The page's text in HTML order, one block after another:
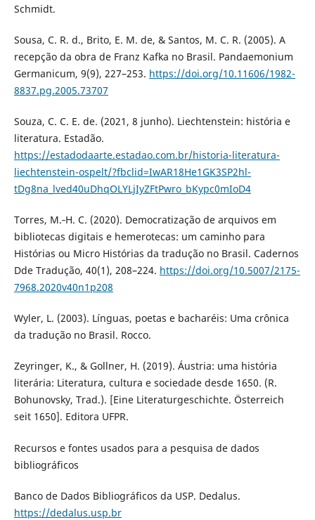
Schmidt.
Sousa, C. R. d., Brito, E. M. de, & Santos, M. C. R. (2005). A
recepção da obra de Franz Kafka no Brasil. Pandaemonium
Germanicum, 9(9), 227–253. https://doi.org/10.11606/1982-
8837.pg.2005.73707
Souza, C. C. E. de. (2021, 8 junho). Liechtenstein: história e
literatura. Estadão.
https://estadodaarte.estadao.com.br/historia-literatura-
liechtenstein-ospelt/?fbclid=IwAR18He1GK3SP2hl-
tDg8na_lved40uDhqOLYLjIyZFtPwro_bKypc0mIoD4
Torres, M.‑H. C. (2020). Democratização de arquivos em
bibliotecas digitais e hemerotecas: um caminho para
Histórias ou Micro Histórias da tradução no Brasil. Cadernos
Dde Tradução, 40(1), 208–224. https://doi.org/10.5007/2175-
7968.2020v40n1p208
Wyler, L. (2003). Línguas, poetas e bacharéis: Uma crônica
da tradução no Brasil. Rocco.
Zeyringer, K., & Gollner, H. (2019). Áustria: uma história
literária: Literatura, cultura e sociedade desde 1650. (R.
Bohunovsky, Trad.). [Eine Literaturgeschichte. Österreich
seit 1650]. Editora UFPR.
Recursos e fontes usados para a pesquisa de dados
bibliográficos
Banco de Dados Bibliográficos da USP. Dedalus.
https://dedalus.usp.br